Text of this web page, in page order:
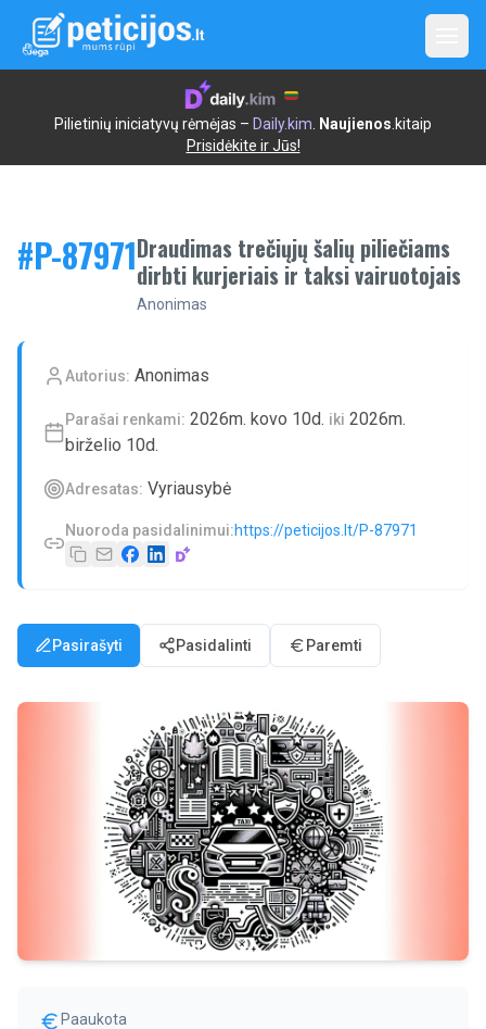
Pilietinių iniciatyvų rėmėjas – Daily.kim Naujienos .kitaip
Prisidėkite ir Jūs!
#P-87971Draudimas trečiųjų šalių piliečiams
dirbti kurjeriais ir taksi vairuotojais
Anonimas
Autorius: Anonimas
Parašai renkami: 2026m. kovo 10d. iki 2026m.
birželio 10d.
Adresatas: Vyriausybė
Nuoroda pasidalinimui:https://peticijos.lt/P-87971
Pasirašyti Pasidalinti Paremti
Paaukota